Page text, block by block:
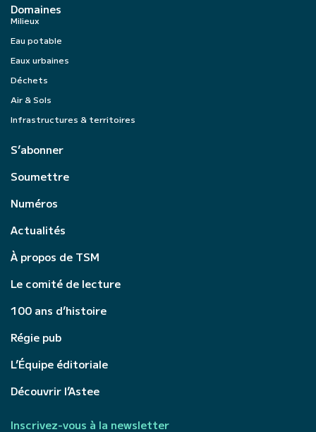
Domaines
Milieux
Eau potable
Eaux urbaines
Déchets
Air & Sols
Infrastructures & territoires
S’abonner
Soumettre
Numéros
Actualités
À propos de TSM
Le comité de lecture
100 ans d’histoire
Régie pub
L’Équipe éditoriale
Découvrir l’Astee
Inscrivez-vous à la newsletter